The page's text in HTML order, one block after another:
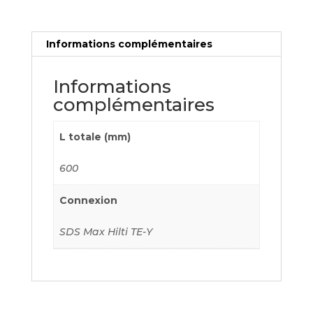
Informations complémentaires
Informations
complémentaires
L totale (mm)
600
Connexion
SDS Max Hilti TE-Y